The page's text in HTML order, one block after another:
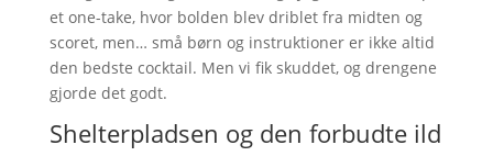
et one-take, hvor bolden blev driblet fra midten og
scoret, men… små børn og instruktioner er ikke altid
den bedste cocktail. Men vi fik skuddet, og drengene
gjorde det godt.
Shelterpladsen og den forbudte ild